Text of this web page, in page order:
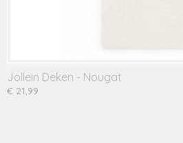
Jollein Deken - Nougat
€ 21,99